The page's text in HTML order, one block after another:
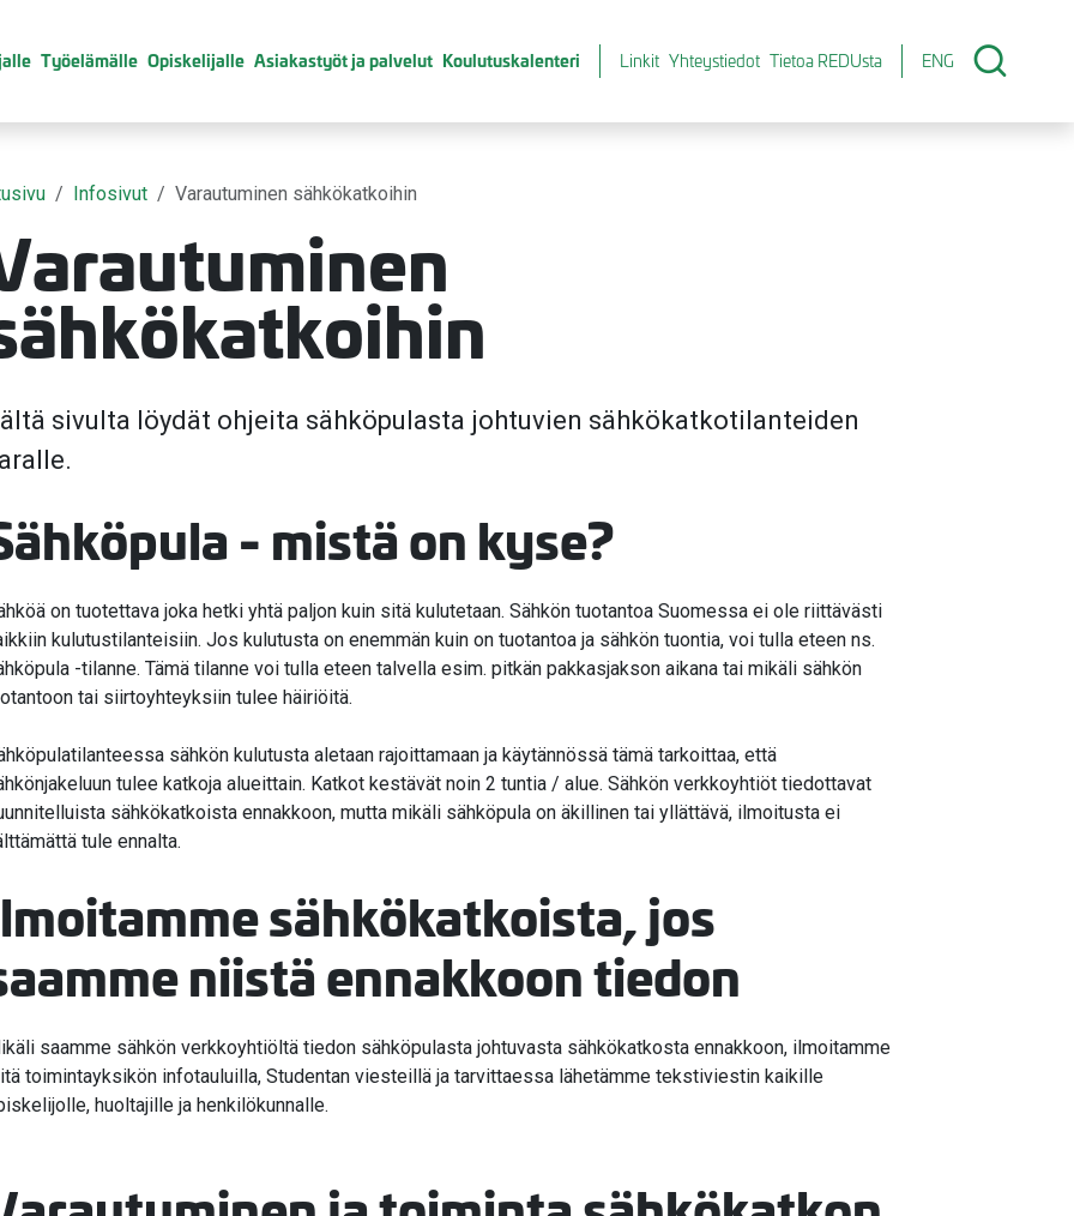
Työelämälle Opiskelijalle Asiakastyöt ja palvelut Koulutuskalenteri Linkit Yhteystiedot Tietoa REDUsta ENG
Infosivut Varautuminen sähkökatkoihin
sivulta löydät ohjeita sähköpulasta johtuvien sähkökatkotilanteiden
- mistä on kyse?
on tuotettava joka hetki yhtä paljon kuin sitä kulutetaan. Sähkön tuotantoa Suomessa ei ole riittävästi
kulutustilanteisiin. Jos kulutusta on enemmän kuin on tuotantoa ja sähkön tuontia, voi tulla eteen ns.
-tilanne. Tämä tilanne voi tulla eteen talvella esim. pitkän pakkasjakson aikana tai mikäli sähkön
tai siirtoyhteyksiin tulee häiriöitä.
sähkön kulutusta aletaan rajoittamaan ja käytännössä tämä tarkoittaa, että
tulee katkoja alueittain. Katkot kestävät noin 2 tuntia / alue. Sähkön verkkoyhtiöt tiedottavat
sähkökatkoista ennakkoon, mutta mikäli sähköpula on äkillinen tai yllättävä, ilmoitusta ei
tule ennalta.
sähkökatkoista, jos
niistä ennakkoon tiedon
saamme sähkön verkkoyhtiöltä tiedon sähköpulasta johtuvasta sähkökatkosta ennakkoon, ilmoitamme
toimintayksikön infotauluilla, Studentan viesteillä ja tarvittaessa lähetämme tekstiviestin kaikille
huoltajille ja henkilökunnalle.